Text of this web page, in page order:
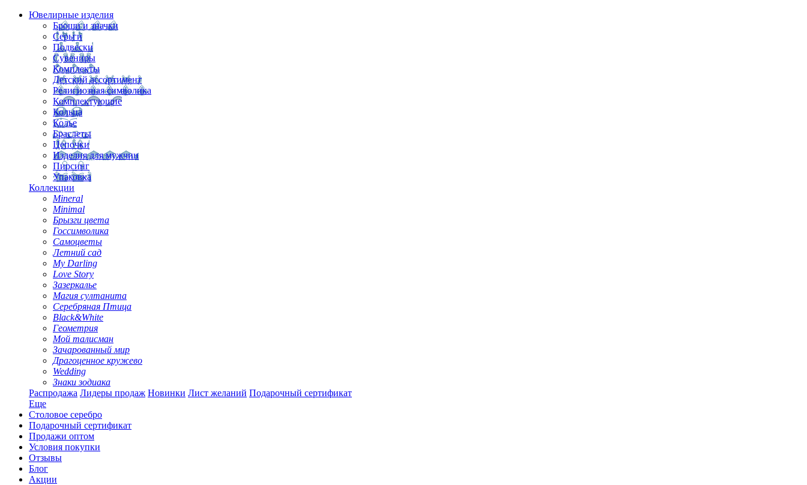
Ювелирные изделия
Броши и значки
Серьги
Подвески
Сувениры
Комплекты
Детский ассортимент
Религиозная символика
Комплектующие
Кольца
Колье
Браслеты
Цепочки
Изделия для мужчин
Пирсинг
Упаковка
Коллекции
Mineral
Minimal
Брызги цвета
Госсимволика
Самоцветы
Летний сад
My Darling
Love Story
Зазеркалье
Магия султанита
Серебряная Птица
Black&White
Геометрия
Мой талисман
Зачарованный мир
Драгоценное кружево
Wedding
Знаки зодиака
Распродажа Лидеры продаж Новинки Лист желаний Подарочный сертификат
Еще
Столовое серебро
Подарочный сертификат
Продажи оптом
Условия покупки
Отзывы
Блог
Акции